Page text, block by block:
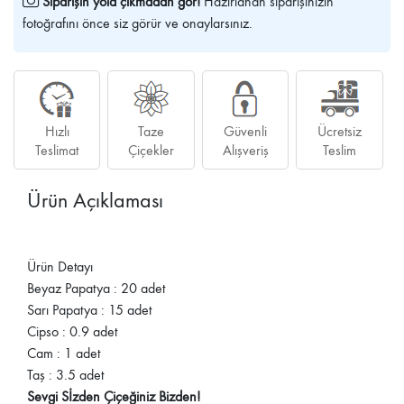
fotoğrafını önce siz görür ve onaylarsınız.
Hızlı
Teslimat
Taze
Çiçekler
Güvenli
Alışveriş
Ücretsiz
Teslim
Ürün Açıklaması
Ürün Detayı
Beyaz Papatya : 20 adet
Sarı Papatya : 15 adet
Cipso : 0.9 adet
Cam : 1 adet
Taş : 3.5 adet
Sevgi Sİzden Çiçeğiniz Bizden!